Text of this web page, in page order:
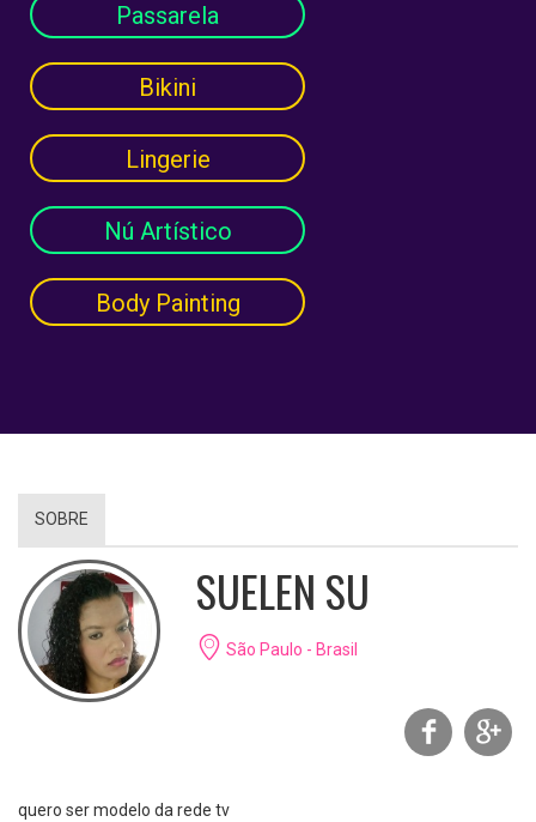
Passarela
Bikini
Lingerie
Nú Artístico
Body Painting
SOBRE
SUELEN SU
São Paulo - Brasil
quero ser modelo da rede tv